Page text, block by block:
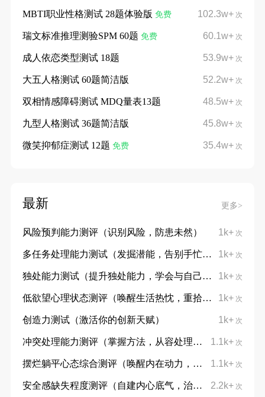
102.3w+ 次
MBTI职业性格测试 28题体验版 免费
60.1w+ 次
瑞文标准推理测验SPM 60题 免费
53.9w+ 次
成人依恋类型测试 18题
52.2w+ 次
大五人格测试 60题简洁版
48.5w+ 次
双相情感障碍测试 MDQ量表13题
45.8w+ 次
九型人格测试 36题简洁版
35.4w+ 次
微笑抑郁症测试 12题 免费
最新 更多>
1k+ 次
风险预判能力测评（识别风险，防患未然）
1k+ 次
多任务处理能力测试（发掘潜能，告别手忙脚乱）
1k+ 次
独处能力测试（提升独处能力，学会与自己对话）
1k+ 次
低欲望心理状态测评（唤醒生活热忱，重拾向上力量）
1k+ 次
创造力测试（激活你的创新天赋）
1.1k+ 次
冲突处理能力测评（掌握方法，从容处理分歧）
1.1k+ 次
摆烂躺平心态综合测评（唤醒内在动力，摆脱躺平摆烂心态）
2.2k+ 次
安全感缺失程度测评（自建内心底气，治愈不安与敏感）